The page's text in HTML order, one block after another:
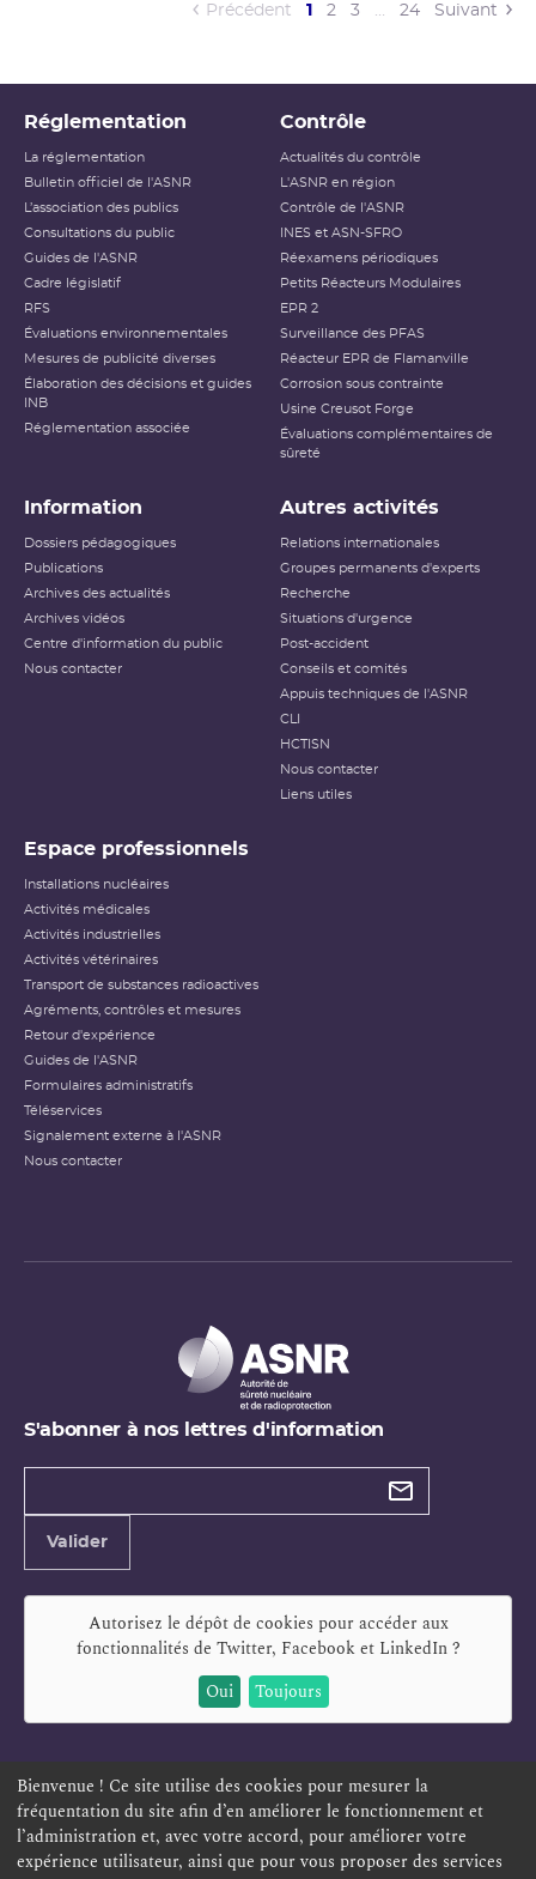
Précédent 1 (current)
2 3 … 24 Suivant
Réglementation
La réglementation
Bulletin officiel de l'ASNR
L’association des publics
Consultations du public
Guides de l'ASNR
Cadre législatif
RFS
Évaluations environnementales
Mesures de publicité diverses
Élaboration des décisions et guides
INB
Réglementation associée
Contrôle
Actualités du contrôle
L'ASNR en région
Contrôle de l'ASNR
INES et ASN-SFRO
Réexamens périodiques
Petits Réacteurs Modulaires
EPR 2
Surveillance des PFAS
Réacteur EPR de Flamanville
Corrosion sous contrainte
Usine Creusot Forge
Évaluations complémentaires de
sûreté
Information
Dossiers pédagogiques
Publications
Archives des actualités
Archives vidéos
Centre d'information du public
Nous contacter
Autres activités
Relations internationales
Groupes permanents d'experts
Recherche
Situations d'urgence
Post-accident
Conseils et comités
Appuis techniques de l'ASNR
CLI
HCTISN
Nous contacter
Liens utiles
Espace professionnels
Installations nucléaires
Activités médicales
Activités industrielles
Activités vétérinaires
Transport de substances radioactives
Agréments, contrôles et mesures
Retour d'expérience
Guides de l'ASNR
Formulaires administratifs
Téléservices
Signalement externe à l'ASNR
Nous contacter
S'abonner à nos lettres d'information
Types de
Valider
Autorisez le dépôt de cookies pour accéder aux
fonctionnalités de Twitter, Facebook et LinkedIn?
Oui
Toujours
ESPACE PERSONNEL OFFRES D'EMPLOI SIGNALEMENT
TÉLÉSERVICES PLAN DU SITE
Bienvenue ! Ce site utilise des cookies pour mesurer la
fréquentation du site afin d’en améliorer le fonctionnement et
l’administration et, avec votre accord, pour améliorer votre
expérience utilisateur, ainsi que pour vous proposer des services